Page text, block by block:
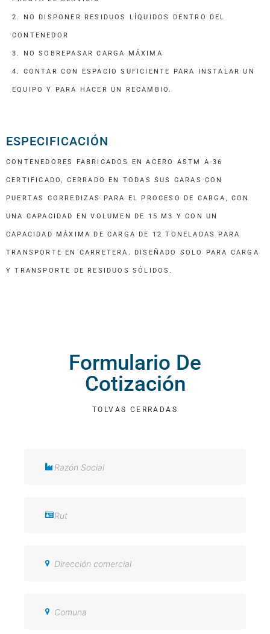
2. NO DISPONER RESIDUOS LÍQUIDOS DENTRO DEL
CONTENEDOR
3. NO SOBREPASAR CARGA MÁXIMA
4. CONTAR CON ESPACIO SUFICIENTE PARA INSTALAR UN
EQUIPO Y PARA HACER UN RECAMBIO.
ESPECIFICACIÓN
CONTENEDORES FABRICADOS EN ACERO ASTM A-36
CERTIFICADO, CERRADO EN TODAS SUS CARAS CON
PUERTAS CORREDIZAS PARA EL PROCESO DE CARGA, CON
UNA CAPACIDAD EN VOLUMEN DE 15 M3 Y CON UN
CAPACIDAD MÁXIMA DE CARGA DE 12 TONELADAS PARA
TRANSPORTE EN CARRETERA. DISEÑADO SOLO PARA CARGA
Y TRANSPORTE DE RESIDUOS SÓLIDOS.
Formulario De
Cotización
TOLVAS CERRADAS